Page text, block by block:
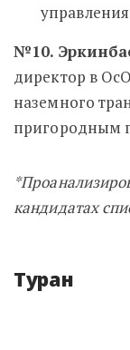
№10.
директор в
наземного
пригородным
кандидатах
Туран